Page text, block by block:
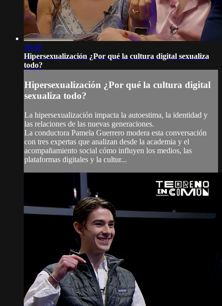
30:00
Hipersexualización ¿Por qué la cultura digital sexualiza
todo?
Hipersexualización ¿Por qué la cultura digital
sexualiza todo?
La hipersexualización impacta la autoestima, la identidad y
las relaciones de las nuevas generaciones.
La conductora Pamela Guerrero modera esta conversación
con tres expertas que analizan desde la academia y el
acompañamiento social cómo influyen los medios, las
plataformas digitales y la cultur...